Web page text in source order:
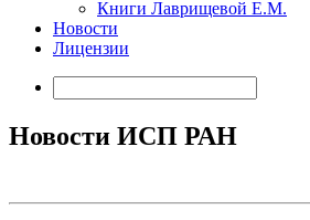
Книги Лаврищевой Е.М.
Новости
Лицензии
Новости ИСП РАН